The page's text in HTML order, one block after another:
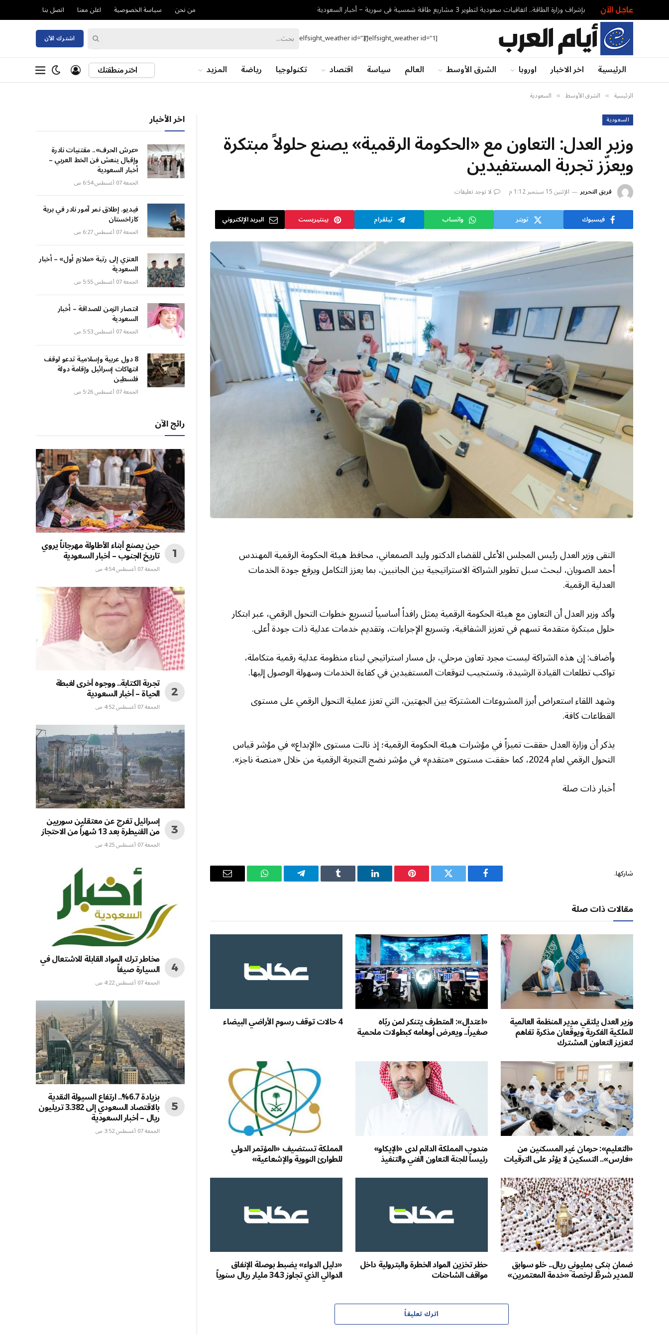
عاجل الآن بإشراف وزارة الطاقة.. اتفاقيات سعودية لتطوير 3 مشاريع طاقة شمسية في سورية – أخبار السعودية من نحن سياسة الخصوصية اعلن معنا اتصل بنا
[elfsight_weather id="1"]
[elfsight_weather id="3"] اشترك الآن
الرئيسية اخر الاخبار اوروبا الشرق الأوسط العالم سياسة اقتصاد تكنولوجيا رياضة المزيد اختر منطقتك
الرئيسية » الشرق الأوسط » السعودية
السعودية
وزير العدل: التعاون مع «الحكومة الرقمية» يصنع حلولاً مبتكرة
ويعزّز تجربة المستفيدين
فريق التحرير الإثنين 15 سبتمبر 1:12 م لا توجد تعليقات
فيسبوك تويتر واتساب تيلقرام بينتيريست البريد الإلكتروني
التقى وزير العدل رئيس المجلس الأعلى للقضاء الدكتور وليد الصمعاني، محافظ هيئة الحكومة الرقمية المهندس
أحمد الصويان، لبحث سبل تطوير الشراكة الاستراتيجية بين الجانبين، بما يعزز التكامل ويرفع جودة الخدمات
العدلية الرقمية.
وأكد وزير العدل أن التعاون مع هيئة الحكومة الرقمية يمثل رافداً أساسياً لتسريع خطوات التحول الرقمي، عبر ابتكار
حلول مبتكرة متقدمة تسهم في تعزيز الشفافية، وتسريع الإجراءات، وتقديم خدمات عدلية ذات جودة أعلى.
وأضاف: إن هذه الشراكة ليست مجرد تعاون مرحلي، بل مسار استراتيجي لبناء منظومة عدلية رقمية متكاملة،
تواكب تطلعات القيادة الرشيدة، وتستجيب لتوقعات المستفيدين في كفاءة الخدمات وسهولة الوصول إليها.
وشهد اللقاء استعراض أبرز المشروعات المشتركة بين الجهتين، التي تعزز عملية التحول الرقمي على مستوى
القطاعات كافة.
يذكر أن وزارة العدل حققت تميزاً في مؤشرات هيئة الحكومة الرقمية؛ إذ نالت مستوى «الإبداع» في مؤشر قياس
التحول الرقمي لعام 2024، كما حققت مستوى «متقدم» في مؤشر نضج التجربة الرقمية من خلال «منصة ناجز».
أخبار ذات صلة
شاركها.
فيسبوك تويتر بينتيريستلينكدإن Tumblr تيلقرام واتساب
البريد
مقالات ذات صلة
وزير العدل يلتقي مدير المنظمة العالمية
للملكية الفكرية ويوقّعان مذكرة تفاهم
لتعزيز التعاون المشترك
«اعتدال»: المتطرف يتنكر لمن ربّاه
صغيراً.. ويعرض أوهامه كبطولات ملحمية
4 حالات توقف رسوم الأراضي البيضاء
«التعليم»: حرمان غير المسكنين من
«فارس».. التسكين لا يؤثر على الترقيات
مندوب المملكة الدائم لدى «الإيكاو»
رئيساً للجنة التعاون الفني والتنفيذ
المملكة تستضيف «المؤتمر الدولي
للطوارئ النووية والإشعاعية»
ضمان بنكي بمليوني ريال.. خلو سوابق
للمدير شرطٌ لرخصة «خدمة المعتمرين»
حظر تخزين المواد الخطرة والبترولية داخل
مواقف الشاحنات
«دليل الدواء» يضبط بوصلة الإنفاق
الدوائي الذي تجاوز 34.3 مليار ريال سنوياً
اترك تعليقاً
اخر الأخبار
«عرش الحرف».. مقتنيات نادرة
وإقبال ينعش فن الخط العربي –
أخبار السعودية
الجمعة 07 أغسطس 6:54 ص
فيديو. إطلاق نمر آمور نادر في برية
كازاخستان
الجمعة 07 أغسطس 6:27 ص
العنزي إلى رتبة «ملازم أول» – أخبار
السعودية
الجمعة 07 أغسطس 5:55 ص
انتصار الزمن للصداقة – أخبار
السعودية
الجمعة 07 أغسطس 5:53 ص
8 دول عربية وإسلامية تدعو لوقف
انتهاكات إسرائيل وإقامة دولة
فلسطين
الجمعة 07 أغسطس 5:26 ص
رائج الآن
حين يصنع أبناء الأطاولة مهرجاناً يروي
تاريخ الجنوب – أخبار السعودية
الجمعة 07 أغسطس 4:54 ص
تجربة الكتابة.. ووجوه أخرى لغبطة
الحياة – أخبار السعودية
الجمعة 07 أغسطس 4:52 ص
إسرائيل تفرج عن معتقلين سوريين
من القنيطرة بعد 13 شهراً من الاحتجاز
الجمعة 07 أغسطس 4:25 ص
مخاطر ترك المواد القابلة للاشتعال في
السيارة صيفاً
الجمعة 07 أغسطس 4:22 ص
بزيادة 6.7%.. ارتفاع السيولة النقدية
بالاقتصاد السعودي إلى 3.382 تريليون
ريال – أخبار السعودية
الجمعة 07 أغسطس 3:52 ص